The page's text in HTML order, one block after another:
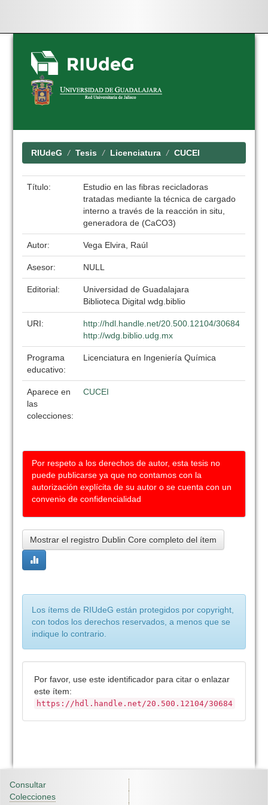
Skip
navigation
RIUdeG Tesis Licenciatura CUCEI
Título:
Estudio en las fibras recicladoras
tratadas mediante la técnica de cargado
interno a través de la reacción in situ,
generadora de (CaCO3)
Autor: Vega Elvira, Raúl
Asesor: NULL
Editorial:
Universidad de Guadalajara
Biblioteca Digital wdg.biblio
URI:
http://hdl.handle.net/20.500.12104/30684
http://wdg.biblio.udg.mx
Programa
educativo:
Licenciatura en Ingeniería Química
Aparece en
las
colecciones:
CUCEI
Por respeto a los derechos de autor, esta tesis no
puede publicarse ya que no contamos con la
autorización explícita de su autor o se cuenta con un
convenio de confidencialidad
Mostrar el registro Dublin Core completo del ítem
Los ítems de RIUdeG están protegidos por copyright,
con todos los derechos reservados, a menos que se
indique lo contrario.
Por favor, use este identificador para citar o enlazar
este ítem:
https://hdl.handle.net/20.500.12104/30684
Consultar
Colecciones